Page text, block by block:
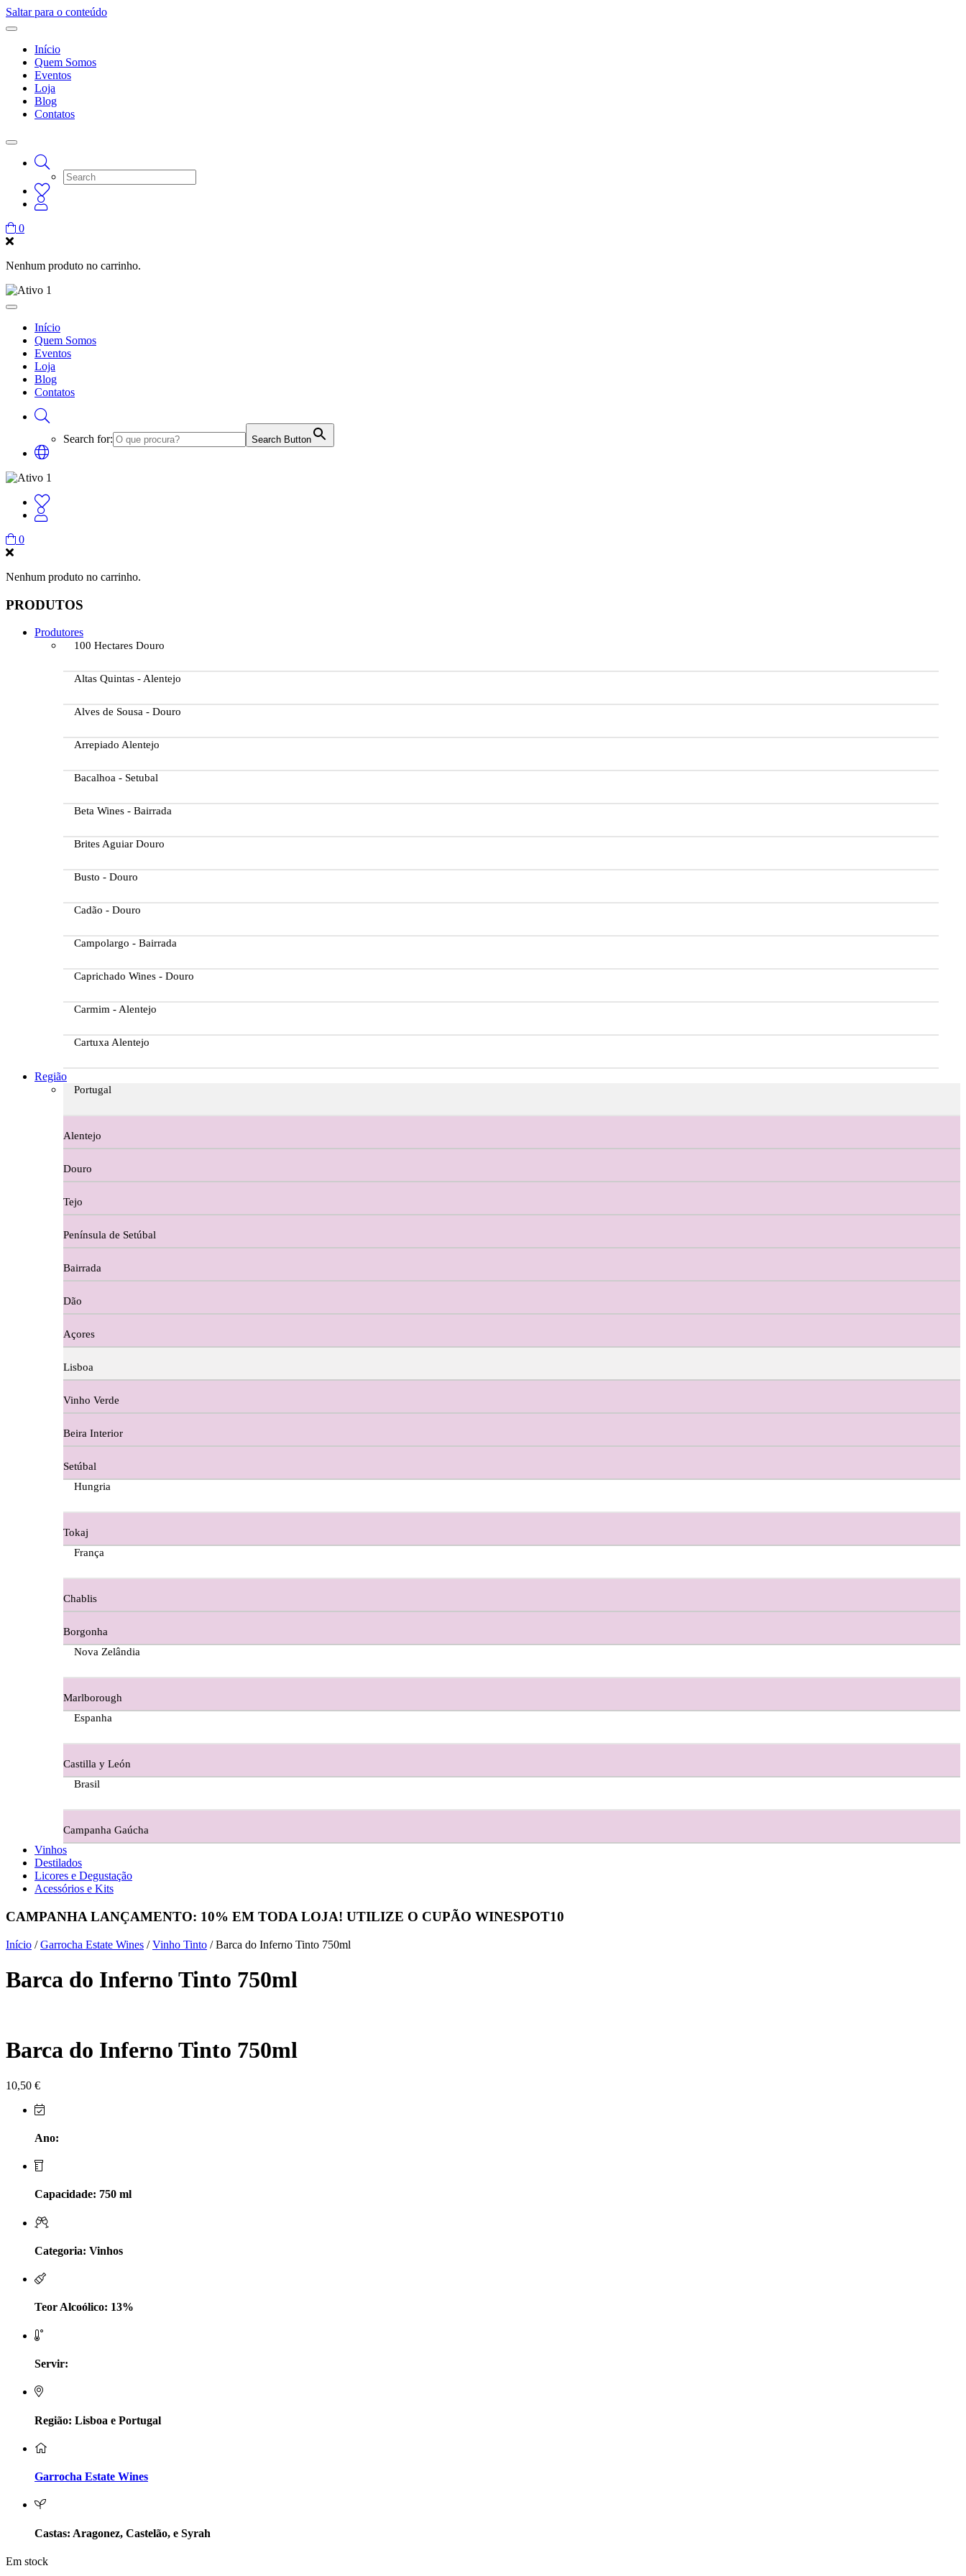
Saltar para o conteúdo
Início
Quem Somos
Eventos
Loja
Blog
Contatos
0
Nenhum produto no carrinho.
Início
Quem Somos
Eventos
Loja
Blog
Contatos
Search for: Search Button
0
Nenhum produto no carrinho.
PRODUTOS
Produtores
100 Hectares Douro
Altas Quintas - Alentejo
Alves de Sousa - Douro
Arrepiado Alentejo
Bacalhoa - Setubal
Beta Wines - Bairrada
Brites Aguiar Douro
Busto - Douro
Cadão - Douro
Campolargo - Bairrada
Caprichado Wines - Douro
Carmim - Alentejo
Cartuxa Alentejo
Casa Dos Migueis Douro
Casa Relvas Alentejo
Caves de São João - Bairrada
Charcutaria
Copos e Decanter
Cortes De Reguengo Douro
Digestivos
Divai - Alentejo
Dona Sancha Dão
Doroteia Douro
Ermelinda Freitas - Setubal
Evidencia Dão
Ferraz Wine - Beira Interior
Figueira Coriga - Alentejo
Guerreiro Vinhos - Bairrada
Herdade da Lisboa Alentejo
Herdade Do Freixo - Alentejo
Herdade do Moinho Branco - Alentejo
Herdade dos Coteis Alentejo
Lavradores da Feitoria - Douro
Pontual - Alentejo
Região
Portugal
Alentejo
Douro
Tejo
Península de Setúbal
Bairrada
Dão
Açores
Lisboa
Vinho Verde
Beira Interior
Setúbal
Hungria
Tokaj
França
Chablis
Borgonha
Nova Zelândia
Marlborough
Espanha
Castilla y León
Brasil
Campanha Gaúcha
Vinhos
Destilados
Licores e Degustação
Acessórios e Kits
CAMPANHA LANÇAMENTO: 10% EM TODA LOJA! UTILIZE O CUPÃO WINESPOT10
Início /Garrocha Estate Wines /Vinho Tinto / Barca do Inferno Tinto 750ml
Barca do Inferno Tinto 750ml
Barca do Inferno Tinto 750ml
10,50 €
Ano:
Capacidade: 750 ml
Categoria: Vinhos
Teor Alcoólico: 13%
Servir:
Região: Lisboa e Portugal
Garrocha Estate Wines
Castas: Aragonez, Castelão, e Syrah
Em stock